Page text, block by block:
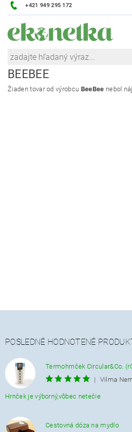
+421 949 295 172
BEEBEE
Žiaden tovar od výrobcu BeeBee nebol
POSLEDNÉ HODNOTENÉ
Termohrnček Circular&Co.
|
Vilma
Hrnček je výborný,vôbec netečie
Cestovná dóza na mydlo